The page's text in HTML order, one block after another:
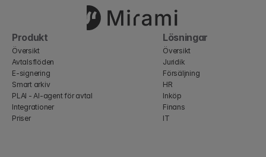
Produkt
Översikt
Avtalsflöden
E-signering
Smart arkiv
PLAI - AI-agent för avtal
Integrationer
Priser
Lösningar
Översikt
Juridik
Försäljning
HR
Inköp
Finans
IT